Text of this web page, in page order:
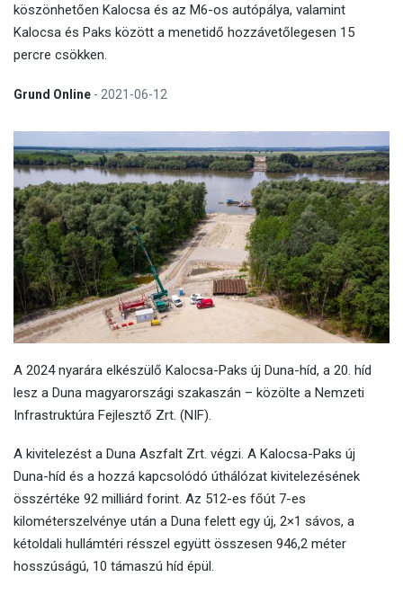
köszönhetően Kalocsa és az M6-os autópálya, valamint
Kalocsa és Paks között a menetidő hozzávetőlegesen 15
percre csökken.
Grund Online - 2021-06-12
A 2024 nyarára elkészülő Kalocsa-Paks új Duna-híd, a 20. híd
lesz a Duna magyarországi szakaszán – közölte a Nemzeti
Infrastruktúra Fejlesztő Zrt. (NIF).
A kivitelezést a Duna Aszfalt Zrt. végzi. A Kalocsa-Paks új
Duna-híd és a hozzá kapcsolódó úthálózat kivitelezésének
összértéke 92 milliárd forint. Az 512-es főút 7-es
kilométerszelvénye után a Duna felett egy új, 2×1 sávos, a
kétoldali hullámtéri résszel együtt összesen 946,2 méter
hosszúságú, 10 támaszú híd épül.